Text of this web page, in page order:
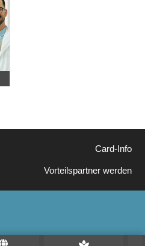
Card-Info
Vorteilspartner werden